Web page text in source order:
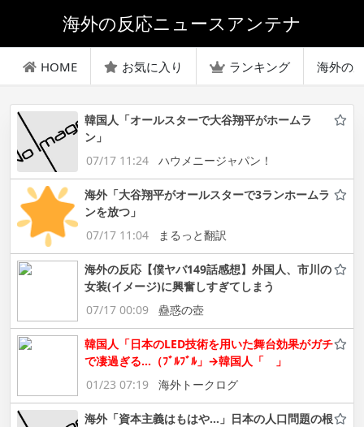
海外の反応ニュースアンテナ
HOME お気に入り ランキング 海外の
韓国人「オールスターで大谷翔平がホームラ
ン」
07/17 11:24
ハウメニージャパン！
海外「大谷翔平がオールスターで3ランホームラ
ンを放つ」
07/17 11:04
まるっと翻訳
海外の反応【僕ヤバ149話感想】外国人、市川の
女装(イメージ)に興奮しすぎてしまう
07/17 00:09
蠱惑の壺
韓国人「日本のLED技術を用いた舞台効果がガチ
で凄過ぎる…（ﾌﾞﾙﾌﾞﾙ」→韓国人「 」
01/23 07:19
海外トークログ
海外「資本主義はもはや…」日本の人口問題の根